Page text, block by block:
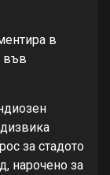
в
във
за стадото
нарочено за